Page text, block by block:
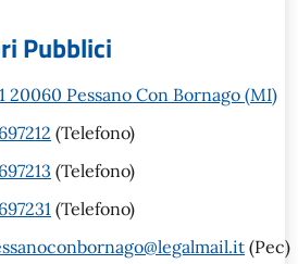
Pubblici
20060 Pessano Con Bornago (MI)
(Telefono)
(Telefono)
(Telefono)
(Pec)